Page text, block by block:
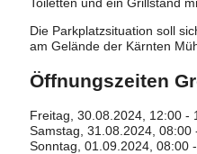
Die Parkplatzsituation soll
am Gelände der Kärnten
Öffnungszeiten
Freitag, 30.08.2024, 12:00 -
Samstag, 31.08.2024, 08:00
Sonntag, 01.09.2024, 08:00